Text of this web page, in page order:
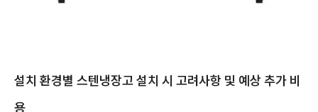
설치 환경별 스텐냉장고 설치 시 고려사항 및 예상 추가 비
용